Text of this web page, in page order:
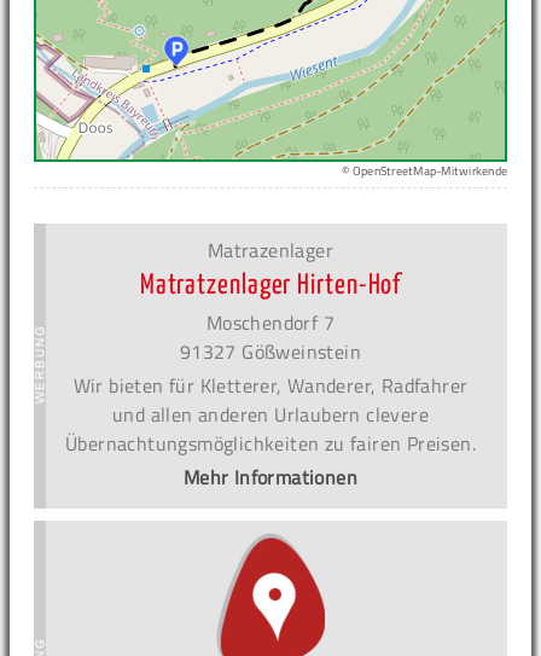
© OpenStreetMap-Mitwirkende
Matrazenlager
Matratzenlager Hirten-Hof
Moschendorf 7
91327 Gößweinstein
Wir bieten für Kletterer, Wanderer, Radfahrer
und allen anderen Urlaubern clevere
Übernachtungsmöglichkeiten zu fairen Preisen.
Mehr Informationen